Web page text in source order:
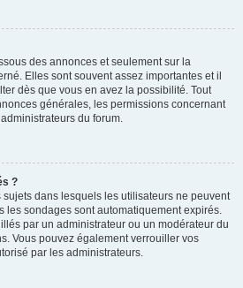
des annonces et seulement sur la
Elles sont souvent assez importantes et il
dès que vous en avez la possibilité. Tout
générales, les permissions concernant
du forum.
?
dans lesquels les utilisateurs ne peuvent
les sondages sont automatiquement expirés.
par un administrateur ou un modérateur du
Vous pouvez également verrouiller vos
par les administrateurs.